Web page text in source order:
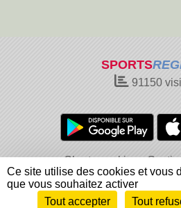
SPORTS
91150
Charte cookies
Informations légales
Signaler
Envie de participer ?
Ce site utilise des cookies et vous
que vous souhaitez activer
Tout accepter
Tout